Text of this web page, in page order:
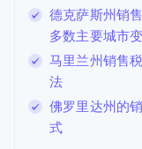
德克萨斯州销
多数主要城市
马里兰州销售
法
佛罗里达州的
式
English
立陶宛
English
列支敦士登
Deutsch
卢森堡
FrançaisDeutsch
罗马尼亚